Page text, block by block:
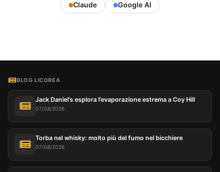
Claude
Google AI
BLOG LICOREA
Jack Daniel’s esplora l’evaporazione estrema a Coy Hill
07/08/2026
Torba nel whisky: molto più del fumo nel bicchiere
07/08/2026